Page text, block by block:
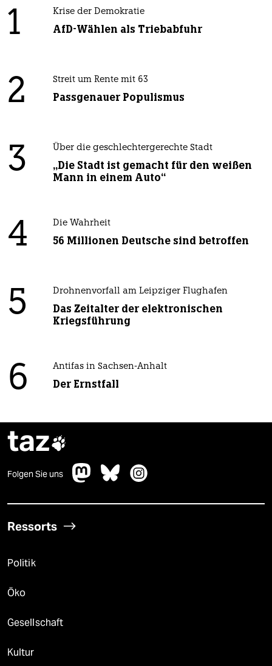
1 Krise der Demokratie
AfD-Wählen als Triebabfuhr
2 Streit um Rente mit 63
Passgenauer Populismus
3 Über die geschlechtergerechte Stadt
„Die Stadt ist gemacht für den weißen
Mann in einem Auto“
4 Die Wahrheit
56 Millionen Deutsche sind betroffen
5 Drohnenvorfall am Leipziger Flughafen
Das Zeitalter der elektronischen
Kriegsführung
6 Antifas in Sachsen-Anhalt
Der Ernstfall
taz
Folgen Sie uns
Ressorts
Politik
Öko
Gesellschaft
Kultur